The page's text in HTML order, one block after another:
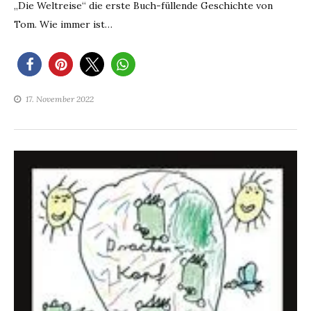
„Die Weltreise“ die erste Buch-füllende Geschichte von
Tom. Wie immer ist…
17. November 2022